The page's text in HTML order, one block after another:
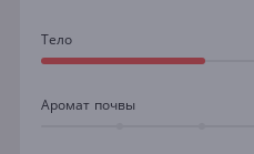
Тело
Аромат почвы